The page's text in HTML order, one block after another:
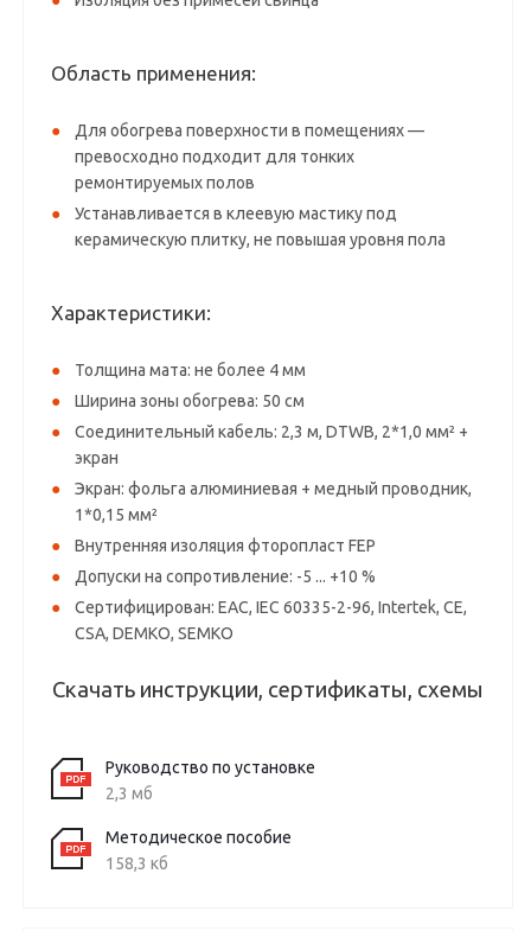
Область применения:
Для обогрева поверхности в помещениях —
превосходно подходит для тонких
ремонтируемых полов
Устанавливается в клеевую мастику под
керамическую плитку, не повышая уровня пола
Характеристики:
Толщина мата: не более 4 мм
Ширина зоны обогрева: 50 см
Соединительный кабель: 2,3 м, DTWB, 2*1,0 мм² +
экран
Экран: фольга алюминиевая + медный проводник,
1*0,15 мм²
Внутренняя изоляция фторопласт FEP
Допуски на сопротивление: -5 ... +10 %
Сертифицирован: EAC, IEC 60335-2-96, Intertek, CE,
CSA, DEMKO, SEMKO
Скачать инструкции, сертификаты, схемы
Руководство по установке
2,3 мб
Методическое пособие
158,3 кб